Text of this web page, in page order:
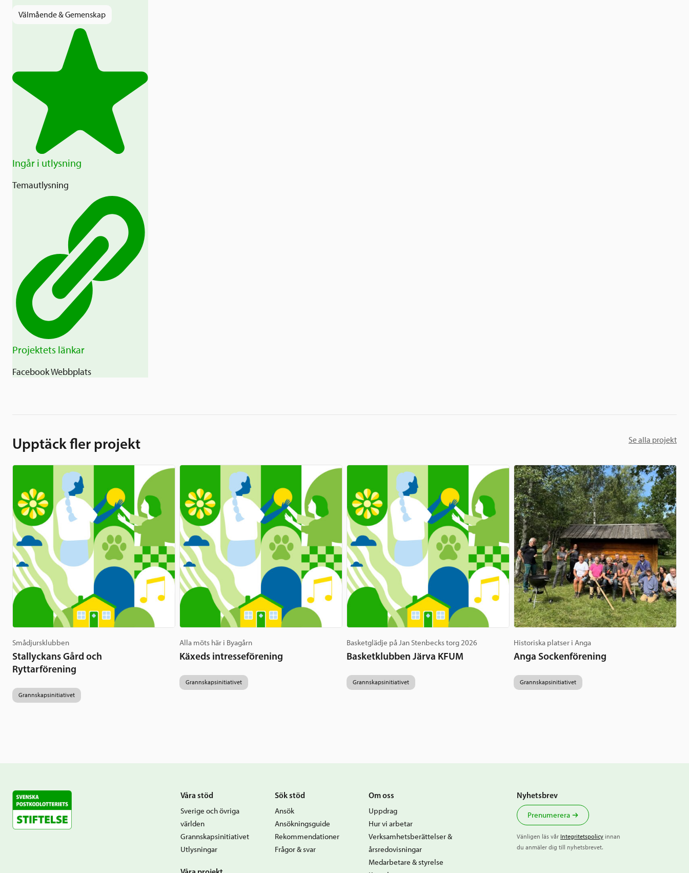
Välmående & Gemenskap
Ingår i utlysning
Temautlysning
Projektets länkar
FacebookWebbplats
Upptäck fler projekt Se alla projekt
Smådjursklubben
Stallyckans Gård och
Ryttarförening
Grannskapsinitiativet
Alla möts här i Byagårn
Käxeds intresseförening
Grannskapsinitiativet
Basketglädje på Jan Stenbecks torg 2026
Basketklubben Järva KFUM
Grannskapsinitiativet
Historiska platser i Anga
Anga Sockenförening
Grannskapsinitiativet
Våra stöd
Sverige och övriga
världen
Grannskapsinitiativet
Utlysningar
Sök stöd
Ansök
Ansökningsguide
Rekommendationer
Frågor & svar
Om oss
Uppdrag
Hur vi arbetar
Verksamhetsberättelser &
årsredovisningar
Medarbetare & styrelse
Nyhetsbrev
Prenumerera
Vänligen läs vår Integritetspolicyinnan
du anmäler dig till nyhetsbrevet.